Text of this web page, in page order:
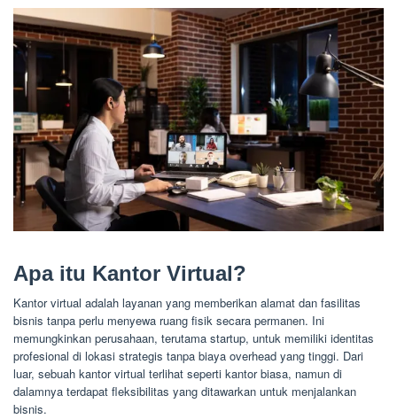
Apa itu Kantor Virtual?
Kantor virtual adalah layanan yang memberikan alamat dan fasilitas
bisnis tanpa perlu menyewa ruang fisik secara permanen. Ini
memungkinkan perusahaan, terutama startup, untuk memiliki identitas
profesional di lokasi strategis tanpa biaya overhead yang tinggi. Dari
luar, sebuah kantor virtual terlihat seperti kantor biasa, namun di
dalamnya terdapat fleksibilitas yang ditawarkan untuk menjalankan
bisnis.